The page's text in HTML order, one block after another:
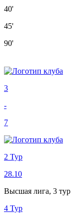
40'
45'
90'
3
-
7
2 Тур
28.10
Высшая лига, 3 тур
4 Тур